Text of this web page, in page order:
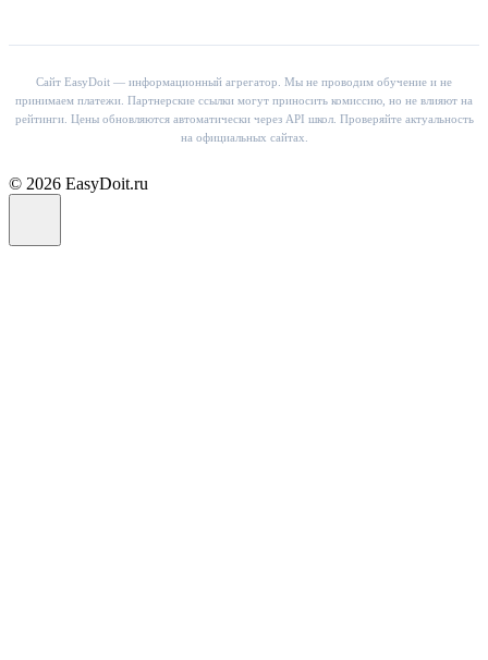
Сайт EasyDoit — информационный агрегатор. Мы не проводим обучение и не
принимаем платежи. Партнерские ссылки могут приносить комиссию, но не влияют на
рейтинги. Цены обновляются автоматически через API школ. Проверяйте актуальность
на официальных сайтах.
© 2026 EasyDoit.ru